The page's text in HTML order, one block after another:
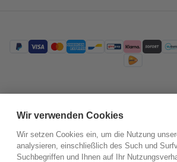
Wir verwenden Cookies
Wir setzen Cookies ein, um die Nutzung
analysieren, einschließlich des Such und
Suchbegriffen und Ihnen auf Ihr